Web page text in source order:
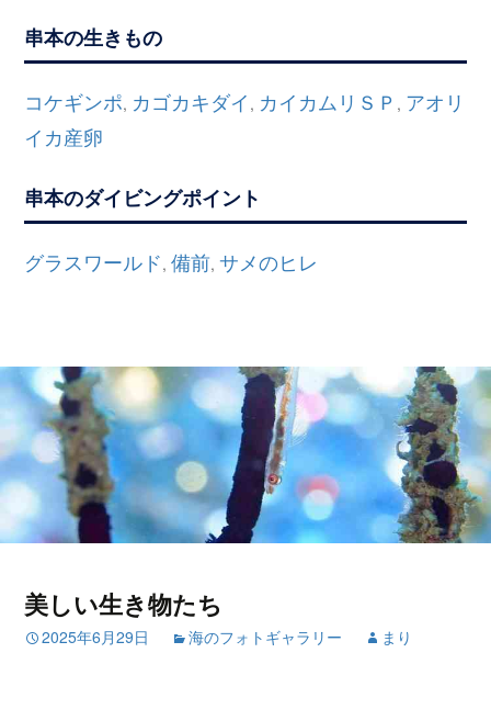
串本の生きもの
コケギンポ, カゴカキダイ , カイカムリＳＰ , アオリ
イカ産卵
串本のダイビングポイント
グラスワールド,備前,サメのヒレ
美しい生き物たち
2025年6月29日 海のフォトギャラリー まり